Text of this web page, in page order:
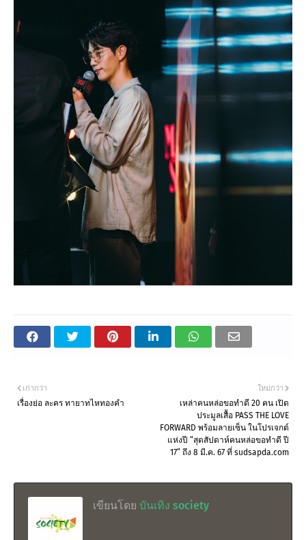
ใหม่กว่า
เหล่าคนหล่อขอทำดี 20 คน เปิด
ประมูลเสื้อ PASS THE LOVE
FORWARD พร้อมลายเซ็น ในโปรเจกต์
แห่งปี “สุดสัปดาห์คนหล่อขอทำดี ปี
17” ถึง 8 มี.ค. 67 ที่ sudsapda.com
เก่ากว่า
เรื่องย่อ ละคร ทายาทไหทองคำ
เขียนโดย บันเทิง society